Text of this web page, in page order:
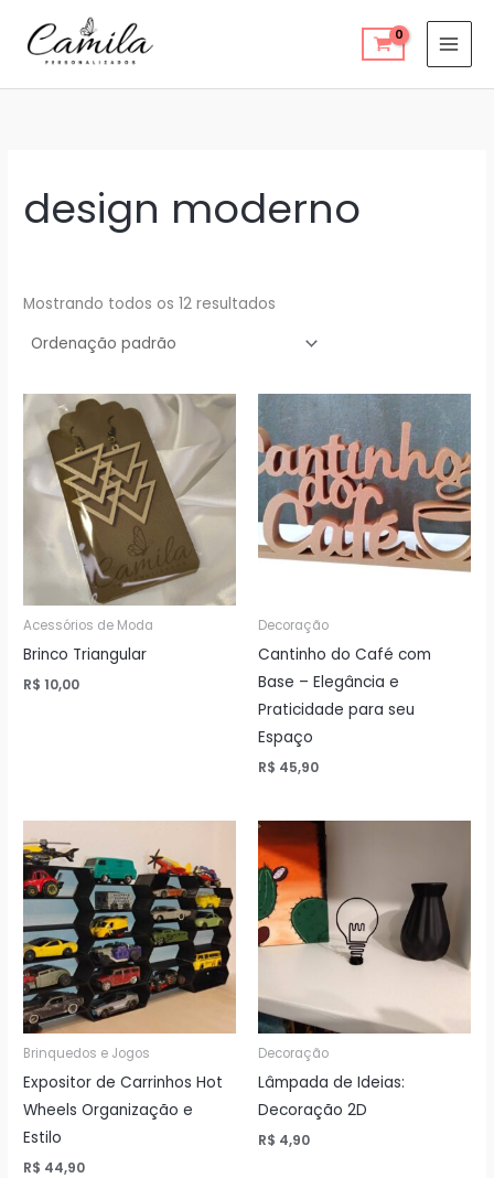
para
conteúdo
design moderno
Mostrando todos os 12 resultados
Acessórios de Moda
Brinco Triangular
R$ 10,00
Decoração
Cantinho do Café com
Base – Elegância e
Praticidade para seu
Espaço
R$ 45,90
Brinquedos e Jogos
Expositor de Carrinhos Hot
Wheels Organização e
Estilo
R$ 44,90
Decoração
Lâmpada de Ideias:
Decoração 2D
R$ 4,90